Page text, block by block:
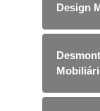
Design